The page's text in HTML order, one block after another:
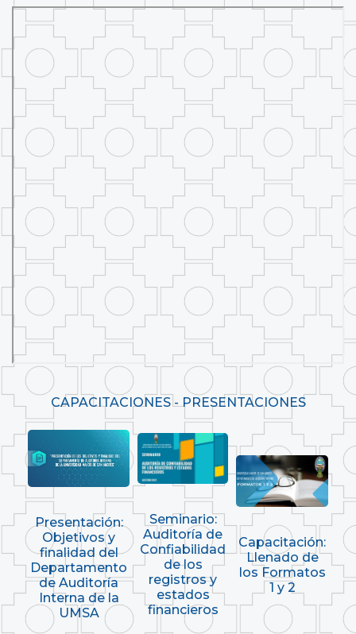
CAPACITACIONES - PRESENTACIONES
Presentación:
Objetivos y
finalidad del
Departamento
de Auditoría
Interna de la
UMSA
Seminario:
Auditoría de
Confiabilidad
de los
registros y
estados
financieros
Capacitación:
Llenado de
los Formatos
1 y 2